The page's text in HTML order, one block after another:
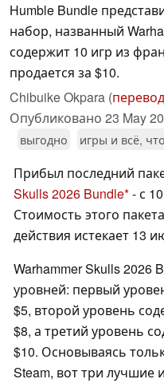
Humble Bundle
набор, названный
содержит 10 игр из
продается за $10.
Chibuike Okpara (перевод
Опубликовано 23 May
выгодно игры и всё,
Прибыл последний
Skulls 2026 Bundle - с
Стоимость этого
действия истекает 13
Warhammer Skulls 2026
уровней: первый
$5, второй уровень
$8, а третий уровень
$10. Основываясь
Steam, вот три лучшие